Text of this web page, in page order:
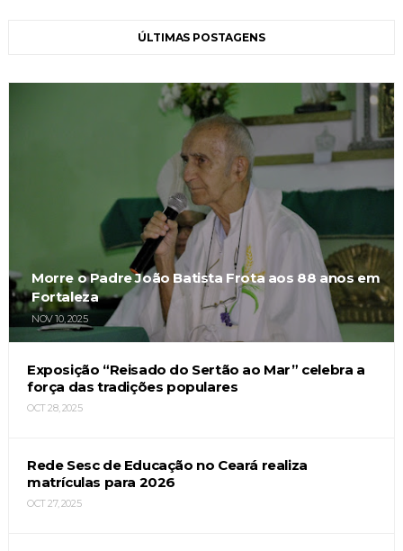
ÚLTIMAS POSTAGENS
Morre o Padre João Batista Frota aos 88 anos em
Fortaleza
NOV 10, 2025
Exposição “Reisado do Sertão ao Mar” celebra a
força das tradições populares
OCT 28, 2025
Rede Sesc de Educação no Ceará realiza
matrículas para 2026
OCT 27, 2025